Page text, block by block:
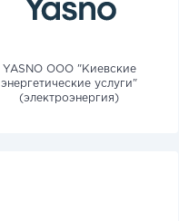
YASNO OOO "Киевские
энергетические услуги"
(электроэнергия)